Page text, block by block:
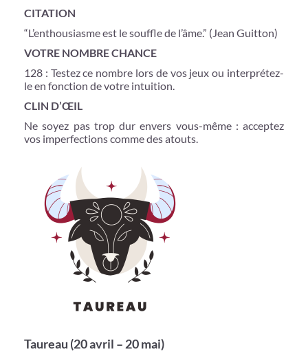
CITATION
“L’enthousiasme est le souffle de l’âme.” (Jean Guitton)
VOTRE NOMBRE CHANCE
128 : Testez ce nombre lors de vos jeux ou interprétez-
le en fonction de votre intuition.
CLIN D’ŒIL
Ne soyez pas trop dur envers vous-même : acceptez
vos imperfections comme des atouts.
Taureau (20 avril – 20 mai)